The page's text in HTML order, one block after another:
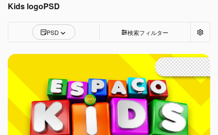
Kids logoPSD
PSD 検索フィルター